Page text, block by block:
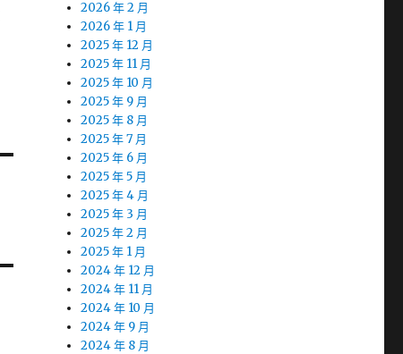
2026 年 2 月
2026 年 1 月
2025 年 12 月
2025 年 11 月
2025 年 10 月
2025 年 9 月
2025 年 8 月
2025 年 7 月
2025 年 6 月
2025 年 5 月
2025 年 4 月
2025 年 3 月
2025 年 2 月
2025 年 1 月
2024 年 12 月
2024 年 11 月
2024 年 10 月
2024 年 9 月
2024 年 8 月